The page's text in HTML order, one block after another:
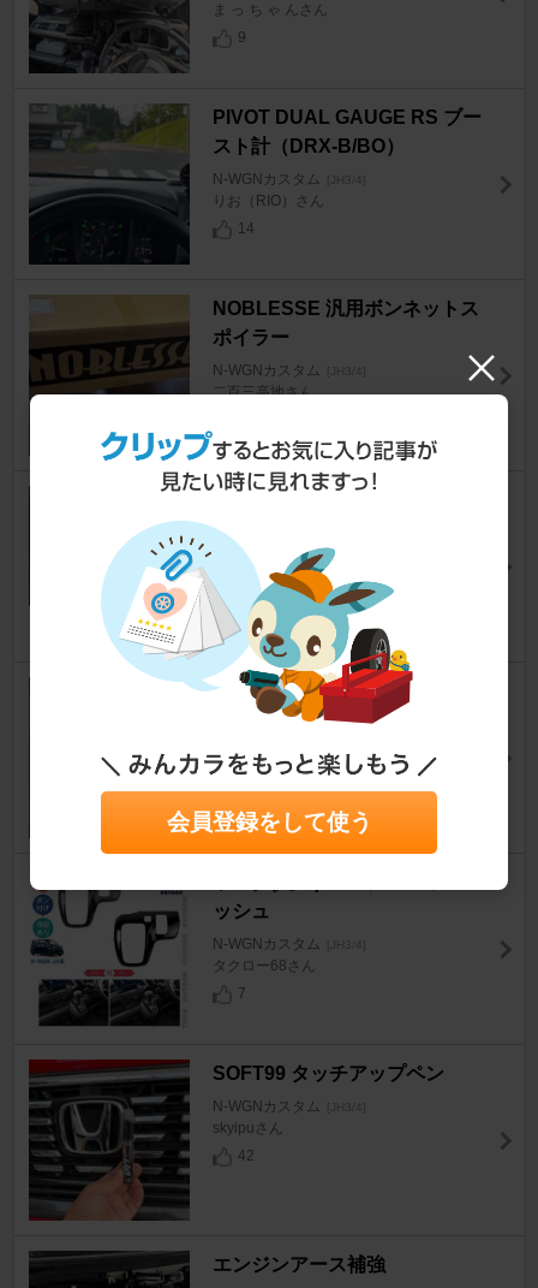
ま っ ち ゃ んさん
9
PIVOT DUAL GAUGE RS ブー
スト計（DRX-B/BO）
N-WGNカスタム [JH3/4]
りお（RIO）さん
14
NOBLESSE 汎用ボンネットス
ポイラー
N-WGNカスタム [JH3/4]
二百三高地さん
ンダーエンブレム
N-WGNカスタム [JH3/4]
二百三高地さん
18
GOODYEAR EfficientGrip Co
mfort 165/50R16
N-WGNカスタム [JH3/4]
nobu-garageさん
ッシュ
N-WGNカスタム [JH3/4]
タクロー68さん
7
SOFT99 タッチアップペン
N-WGNカスタム [JH3/4]
skyipuさん
42
エンジンアース補強
会員登録をして使う